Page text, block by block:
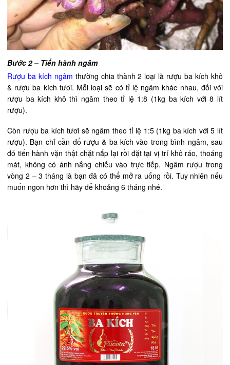
Bước 2 – Tiến hành ngâm
Rượu ba kích ngâm thường chia thành 2 loại là rượu ba kích khô
& rượu ba kích tươi. Mỗi loại sẽ có tỉ lệ ngâm khác nhau, đối với
rượu ba kích khô thì ngâm theo tỉ lệ 1:8 (1kg ba kích với 8 lít
rượu).
Còn rượu ba kích tươi sẽ ngâm theo tỉ lệ 1:5 (1kg ba kích với 5 lít
rượu). Bạn chỉ cần đổ rượu & ba kích vào trong bình ngâm, sau
đó tiến hành vặn thật chặt nắp lại rồi đặt tại vị trí khô ráo, thoáng
mát, không có ánh nắng chiếu vào trực tiếp. Ngâm rượu trong
vòng 2 – 3 tháng là bạn đã có thể mở ra uống rồi. Tuy nhiên nếu
muốn ngon hơn thì hãy để khoảng 6 tháng nhé.